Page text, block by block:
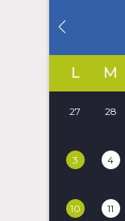
L M
27 28
3 4
10 11